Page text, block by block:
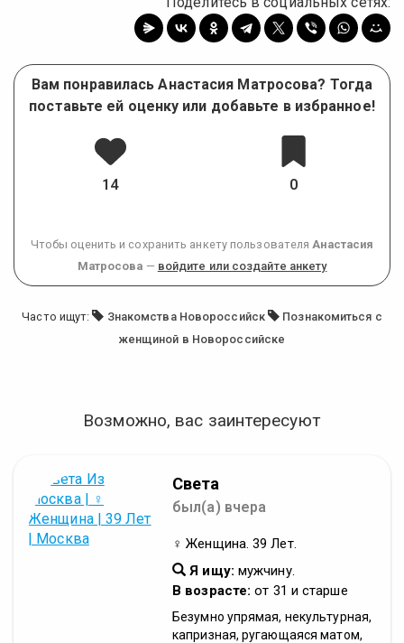
Вам понравилась Анастасия Матросова? Тогда
поставьте ей оценку или добавьте в избранное!
14 0
Чтобы оценить и сохранить анкету пользователяАнастасия
Матросова — войдите или создайте анкету
Часто ищут: Знакомства Новороссийск
Познакомиться с
женщиной в Новороссийске
Возможно, вас заинтересуют
Света
был(а) вчера
♀ Женщина. 39 Лет.
Я ищу: мужчину.
В возрасте: от 31 и старше
Безумно упрямая, некультурная,
капризная, ругающаяся матом,